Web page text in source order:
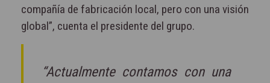
compañía de fabricación local, pero con una visión
global”, cuenta el presidente del grupo.
“Actualmente contamos con una